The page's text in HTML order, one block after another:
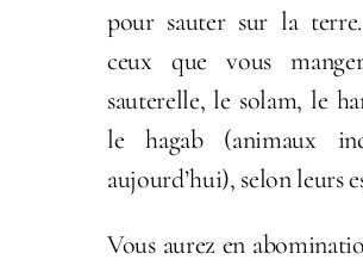
pour sauter sur la
ceux que vous
sauterelle, le solam, le
le hagab (animaux
aujourd’hui), selon leurs
Vous aurez en